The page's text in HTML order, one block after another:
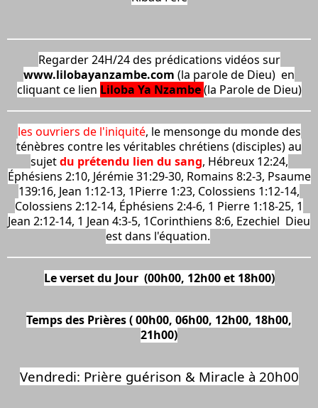
Regarder 24H/24 des prédications vidéos sur
www.lilobayanzambe.com (la parole de Dieu) en
cliquant ce lien Liloba Ya Nzambe (la Parole de Dieu)
les ouvriers de l'iniquité, le mensonge du monde des
ténèbres contre les véritables chrétiens (disciples) au
sujetdu prétendu lien du sang, Hébreux 12:24,
Éphésiens 2:10, Jérémie 31:29-30, Romains 8:2-3, Psaume
139:16, Jean 1:12-13, 1Pierre 1:23, Colossiens 1:12-14,
Colossiens 2:12-14, Éphésiens 2:4-6, 1 Pierre 1:18-25, 1
Jean 2:12-14, 1 Jean 4:3-5, 1Corinthiens 8:6, Ezechiel Dieu
est dans l'équation.
Le verset du Jour (00h00, 12h00 et 18h00)
Temps des Prières ( 00h00, 06h00, 12h00, 18h00,
21h00)
Vendredi: Prière guérison & Miracle à 20h00